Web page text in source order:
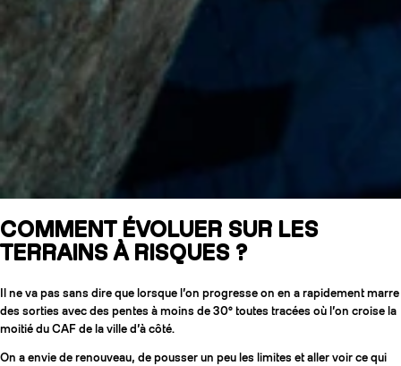
COMMENT ÉVOLUER SUR LES
TERRAINS À RISQUES ?
Il ne va pas sans dire que lorsque l’on progresse on en a rapidement marre
des sorties avec des pentes à moins de 30° toutes tracées où l’on croise la
moitié du CAF de la ville d’à côté.
On a envie de renouveau, de pousser un peu les limites et aller voir ce qui